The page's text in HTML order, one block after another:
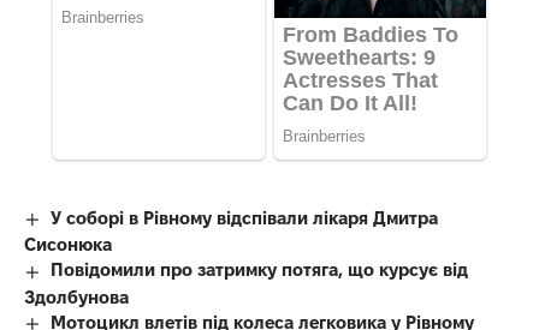
У соборі в Рівному відспівали лікаря Дмитра
Сисонюка
Повідомили про затримку потяга, що курсує від
Здолбунова
Мотоцикл влетів під колеса легковика у Рівному